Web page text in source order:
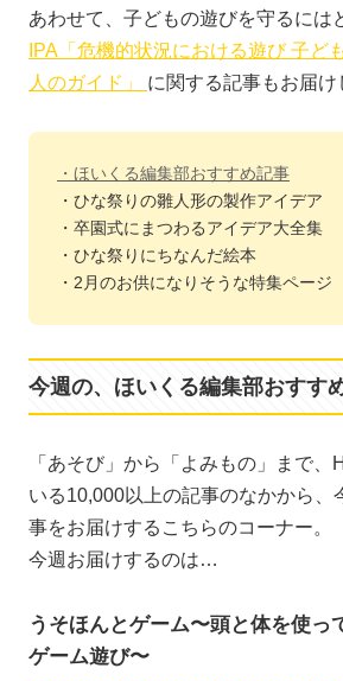
あわせて、子どもの遊びを守るには
IPA「危機的状況における遊び 子ど
人のガイド」 に関する記事もお届け
・ほいくる編集部おすすめ記事
・ひな祭りの雛人形の製作アイデア
・卒園式にまつわるアイデア大全集
・ひな祭りにちなんだ絵本
・2月のお供になりそうな特集ページ
今週の、ほいくる編集部おすす
「あそび」から「よみもの」まで、
いる10,000以上の記事のなかから、
事をお届けするこちらのコーナー。
今週お届けするのは…
うそほんとゲーム〜頭と体を使っ
ゲーム遊び〜